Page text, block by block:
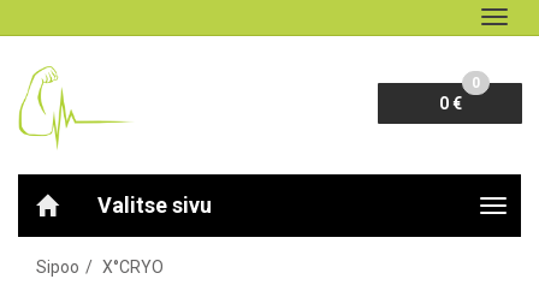
0 €
0
Valitse sivu
Sipoo X°CRYO